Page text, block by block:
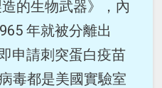
的生物武器》，內
年就被分離出
申請刺突蛋白疫苗
毒都是美國實驗室